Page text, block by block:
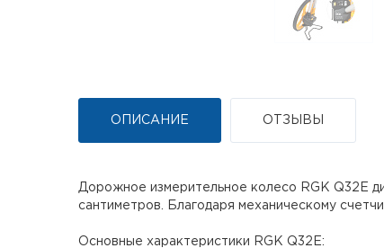
ОПИСАНИЕ ОТЗЫВЫ
Дорожное измерительное колесо RGK Q32E
сантиметров. Благодаря механическому
Основные характеристики RGK Q32E: